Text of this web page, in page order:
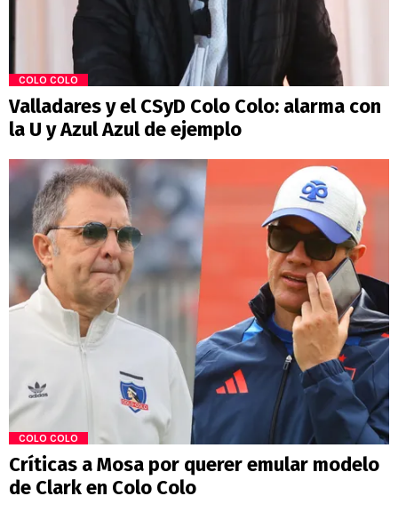
COLO COLO
Valladares y el CSyD Colo Colo: alarma con
la U y Azul Azul de ejemplo
COLO COLO
Críticas a Mosa por querer emular modelo
de Clark en Colo Colo